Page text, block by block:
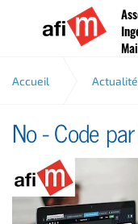
Accueil
No - Code par la
No - Code